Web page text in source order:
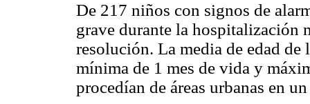
De 217 niños con signos de
grave durante la hospitalización
resolución. La media de edad de
mínima de 1 mes de vida y
procedían de áreas urbanas en